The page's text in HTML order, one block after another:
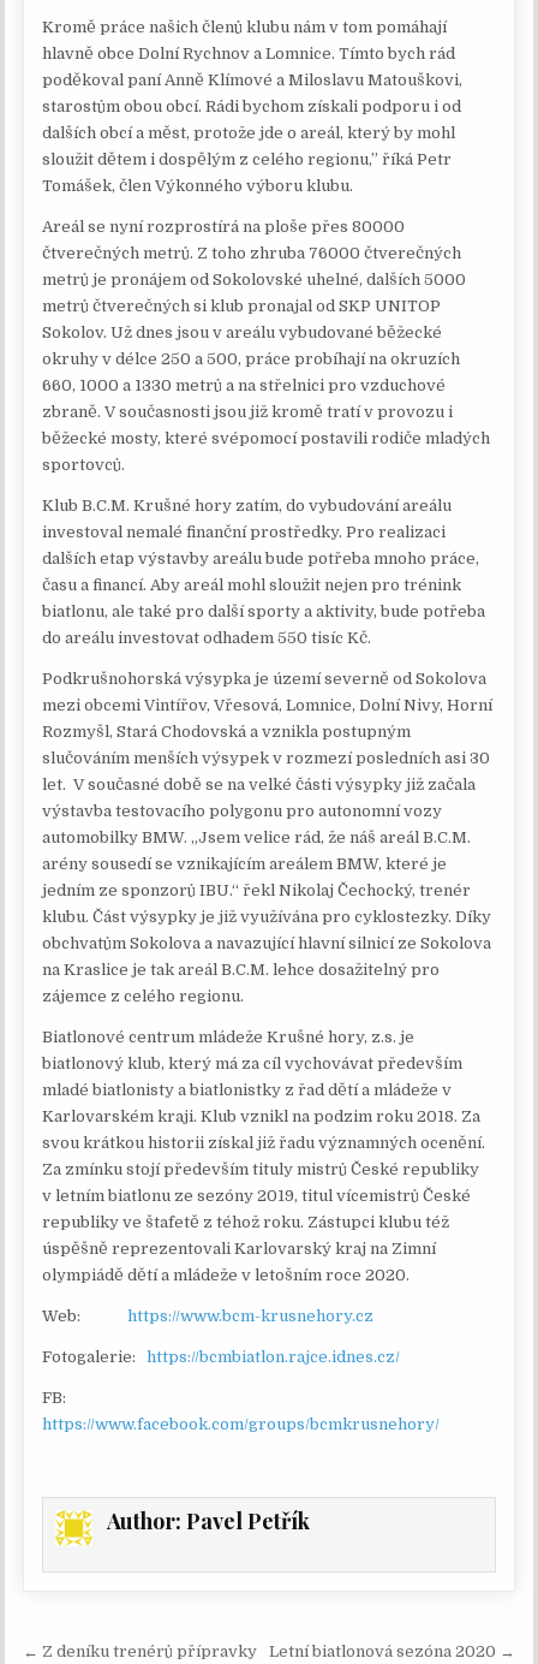
Kromě práce našich členů klubu nám v tom pomáhají
hlavně obce Dolní Rychnov a Lomnice. Tímto bych rád
poděkoval paní Anně Klímové a Miloslavu Matouškovi,
starostům obou obcí. Rádi bychom získali podporu i od
dalších obcí a měst, protože jde o areál, který by mohl
sloužit dětem i dospělým z celého regionu,” říká Petr
Tomášek, člen Výkonného výboru klubu.
Areál se nyní rozprostírá na ploše přes 80000
čtverečných metrů. Z toho zhruba 76000 čtverečných
metrů je pronájem od Sokolovské uhelné, dalších 5000
metrů čtverečných si klub pronajal od SKP UNITOP
Sokolov. Už dnes jsou v areálu vybudované běžecké
okruhy v délce 250 a 500, práce probíhají na okruzích
660, 1000 a 1330 metrů a na střelnici pro vzduchové
zbraně. V současnosti jsou již kromě tratí v provozu i
běžecké mosty, které svépomocí postavili rodiče mladých
sportovců.
Klub B.C.M. Krušné hory zatím, do vybudování areálu
investoval nemalé finanční prostředky. Pro realizaci
dalších etap výstavby areálu bude potřeba mnoho práce,
času a financí. Aby areál mohl sloužit nejen pro trénink
biatlonu, ale také pro další sporty a aktivity, bude potřeba
do areálu investovat odhadem 550 tisíc Kč.
Podkrušnohorská výsypka je území severně od Sokolova
mezi obcemi Vintířov, Vřesová, Lomnice, Dolní Nivy, Horní
Rozmyšl, Stará Chodovská a vznikla postupným
slučováním menších výsypek v rozmezí posledních asi 30
let. V současné době se na velké části výsypky již začala
výstavba testovacího polygonu pro autonomní vozy
automobilky BMW. „Jsem velice rád, že náš areál B.C.M.
arény sousedí se vznikajícím areálem BMW, které je
jedním ze sponzorů IBU.“ řekl Nikolaj Čechocký, trenér
klubu. Část výsypky je již využívána pro cyklostezky. Díky
obchvatům Sokolova a navazující hlavní silnicí ze Sokolova
na Kraslice je tak areál B.C.M. lehce dosažitelný pro
zájemce z celého regionu.
Biatlonové centrum mládeže Krušné hory, z.s. je
biatlonový klub, který má za cíl vychovávat především
mladé biatlonisty a biatlonistky z řad dětí a mládeže v
Karlovarském kraji. Klub vznikl na podzim roku 2018. Za
svou krátkou historii získal již řadu významných ocenění.
Za zmínku stojí především tituly mistrů České republiky
v letním biatlonu ze sezóny 2019, titul vícemistrů České
republiky ve štafetě z téhož roku. Zástupci klubu též
úspěšně reprezentovali Karlovarský kraj na Zimní
olympiádě dětí a mládeže v letošním roce 2020.
Web:https://www.bcm-krusnehory.cz
Fotogalerie:https://bcmbiatlon.rajce.idnes.cz/
FB:
https://www.facebook.com/groups/bcmkrusnehory/
Author:Pavel Petřík
← Z deníku trenérů přípravky Letní biatlonová sezóna 2020 →